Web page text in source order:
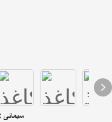
کاغذ دیواری دکوراسیون کارگاه اداری وینیل فیلم PVC سیمانی